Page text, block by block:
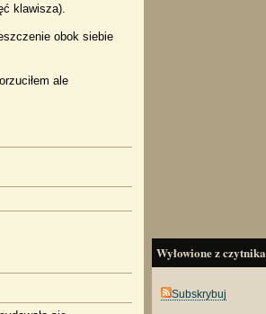
klawisza).
obok siebie
ale
Wyłowione z czytnika
Subskrybuj